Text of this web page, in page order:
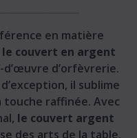
en matière
le couvert en argent
d’orfèvrerie.
il sublime
touche raffinée. Avec
le couvert argent
des arts de la table.